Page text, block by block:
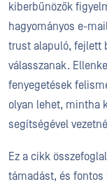
kiberbűnözők
hagyományos e-
trust alapuló, fejlett
válasszanak.
fenyegetések
olyan lehet, mintha
segítségével
Ez a cikk
támadást, és fontos